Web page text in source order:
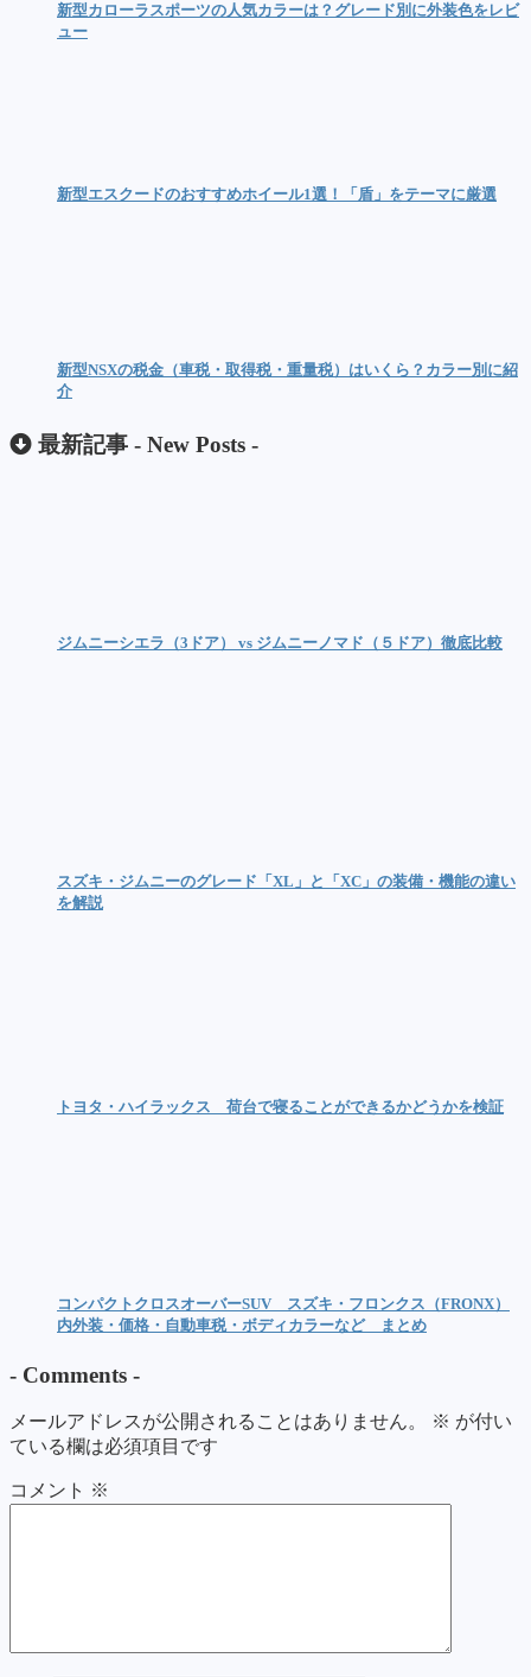
新型カローラスポーツの人気カラーは？グレード別に外装色をレビ
ュー
新型エスクードのおすすめホイール1選！「盾」をテーマに厳選
新型NSXの税金（車税・取得税・重量税）はいくら？カラー別に紹
介
最新記事 - New Posts -
ジムニーシエラ（3ドア） vs ジムニーノマド（５ドア）徹底比較
スズキ・ジムニーのグレード「XL」と「XC」の装備・機能の違い
を解説
トヨタ・ハイラックス 荷台で寝ることができるかどうかを検証
コンパクトクロスオーバーSUV スズキ・フロンクス（FRONX）
内外装・価格・自動車税・ボディカラーなど まとめ
- Comments -
メールアドレスが公開されることはありません。 ※ が付い
ている欄は必須項目です
コメント ※